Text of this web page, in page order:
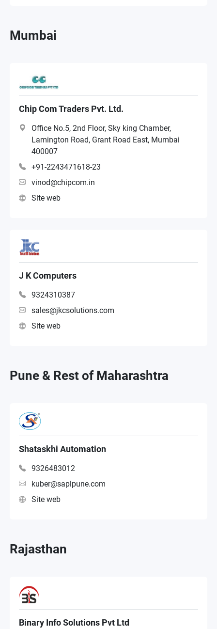
Mumbai
Chip Com Traders Pvt. Ltd.
Office No.5, 2nd Floor, Sky king Chamber,
Lamington Road, Grant Road East, Mumbai
400007
+91-2243471618-23
vinod@chipcom.in
Site web
J K Computers
9324310387
sales@jkcsolutions.com
Site web
Pune & Rest of Maharashtra
Shataskhi Automation
9326483012
kuber@saplpune.com
Site web
Rajasthan
Binary Info Solutions Pvt Ltd